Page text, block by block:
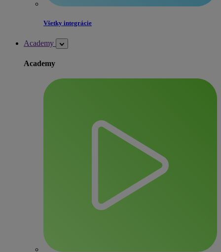
Všetky integrácie
Academy
Academy